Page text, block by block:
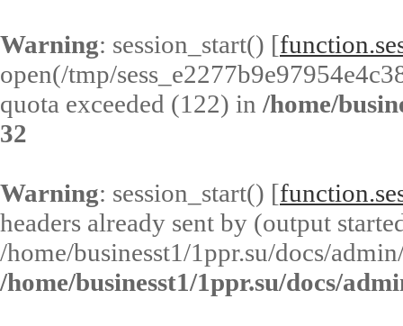
Warning: session_start() [
open(/tmp/
quota exceeded (122) in /home/
32
Warning: session_start() [
headers already sent by (output
/home/businesst1/1ppr.su/docs/
/home/businesst1/1ppr.su/docs/